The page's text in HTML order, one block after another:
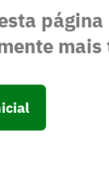
mais